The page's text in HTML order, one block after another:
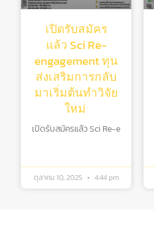
เปิดรับสมัคร
แล้ว Sci Re-
engagement ทุน
ส่งเสริมการกลับ
มาเริ่มต้นทําวิจัย
ใหม่
เปิดรับสมัครแล้ว Sci Re-e
ตุลาคม 10, 2025 4:44 pm